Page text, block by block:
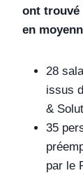
ont trouvé
en
28
issus
&
35
par le